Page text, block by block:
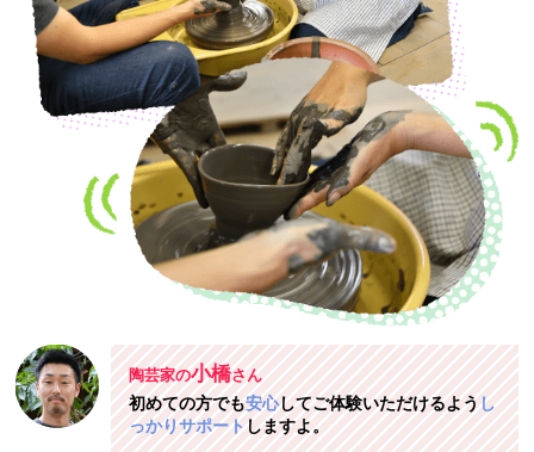
陶芸家の小橋さん
初めての方でも安心してご体験いただけるよう し
っかりサポート しますよ。